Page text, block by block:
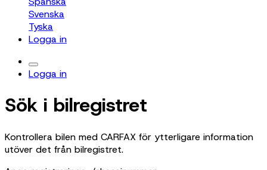
Svenska
Tyska
Logga in
Logga in
Sök i bilregistret
Kontrollera bilen med CARFAX för ytterligare information
utöver det från bilregistret.